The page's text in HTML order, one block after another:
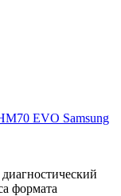
EVO Samsung
формата